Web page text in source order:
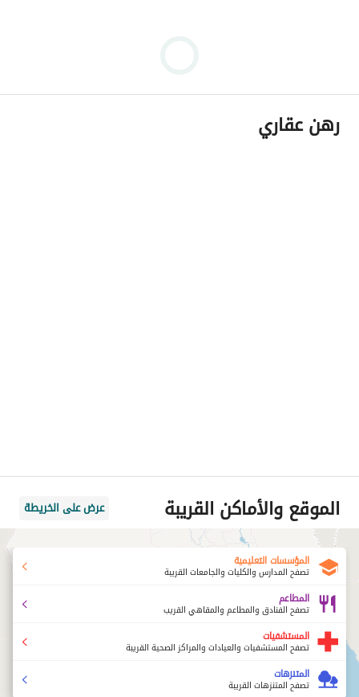
رهن عقاري
الموقع والأماكن القريبة عرض على الخريطة
المؤسسات التعليمية
تصفح المدارس والكليات والجامعات القريبة
المطاعم
تصفح الفنادق والمطاعم والمقاهي القريب
المستشفيات
تصفح المستشفيات والعيادات والمراكز الصحية القريبة
المتنزهات
تصفح المتنزهات القريبة